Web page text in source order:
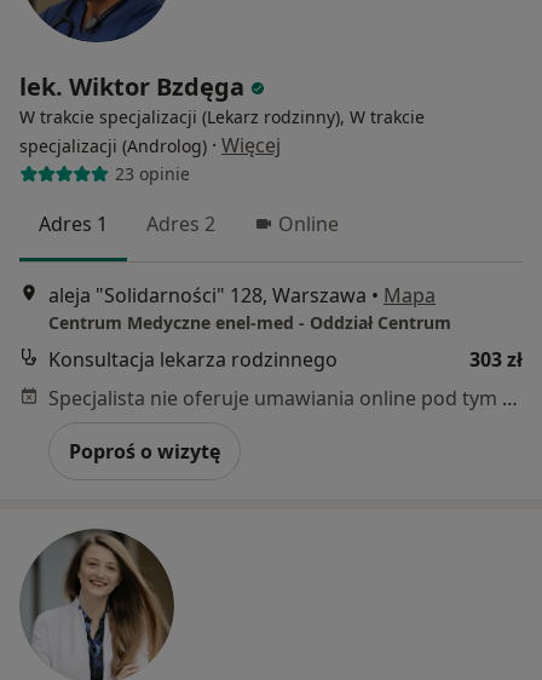
lek. Wiktor Bzdęga
W trakcie specjalizacji (Lekarz rodzinny), W trakcie
specjalizacji (Androlog) · Więcej
23 opinie
Adres 1 Adres 2 Online
aleja "Solidarności" 128, Warszawa • Mapa
Centrum Medyczne enel-med - Oddział Centrum
Konsultacja lekarza rodzinnego
303 zł
Specjalista nie oferuje umawiania online pod tym adresem.
Poproś o wizytę